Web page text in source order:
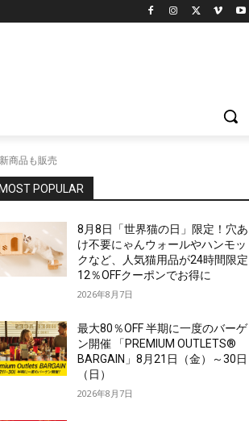
商品も販売
MOST POPULAR
8月8日「世界猫の日」限定！穴あ
け不要にゃんウォールやハンモッ
クなど、人気猫用品が24時間限定
12％OFFクーポンでお得に
2026年8月7日
最大80％OFF 半期に一度のバーゲ
ン開催 「PREMIUM OUTLETS®
BARGAIN」8月21日（金）～30日
（日）
2026年8月7日